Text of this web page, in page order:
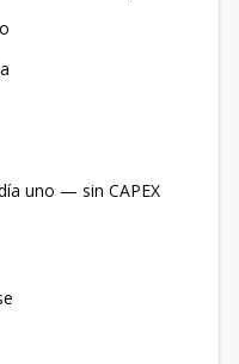
uno — sin CAPEX